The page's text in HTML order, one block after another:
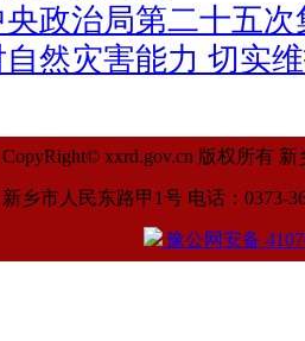
政治局第二十五
然灾害能力 切实
CopyRight© xxrd.gov.cn 版权所有
乡市人民东路甲1号 电话：0373-
豫公网安备